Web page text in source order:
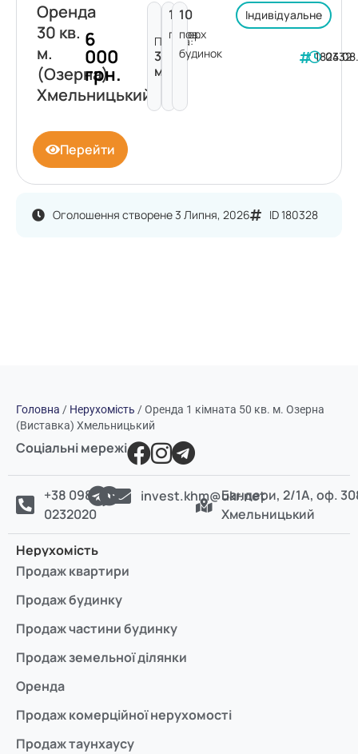
Оголошення створене 3 Липня, 2026 ID 180328
Оренда
30 кв.
м.
(Озерна)
Хмельницький
6
000
грн.
Площа:
30
м²
1
поверх
10
пов.
будинок
Індивідуальне
182332
Перейти
Головна / Нерухомість /Оренда 1 кімната 50 кв. м. Озерна
(Виставка) Хмельницький
Соціальні мережі
+38 098
0232020
invest.khm@ukr.netБандери, 2/1А, оф.
Хмельницький
Нерухомість
Продаж квартири
Продаж будинку
Продаж частини будинку
Продаж земельної ділянки
Оренда
Продаж комерційної нерухомості
Продаж таунхаусу